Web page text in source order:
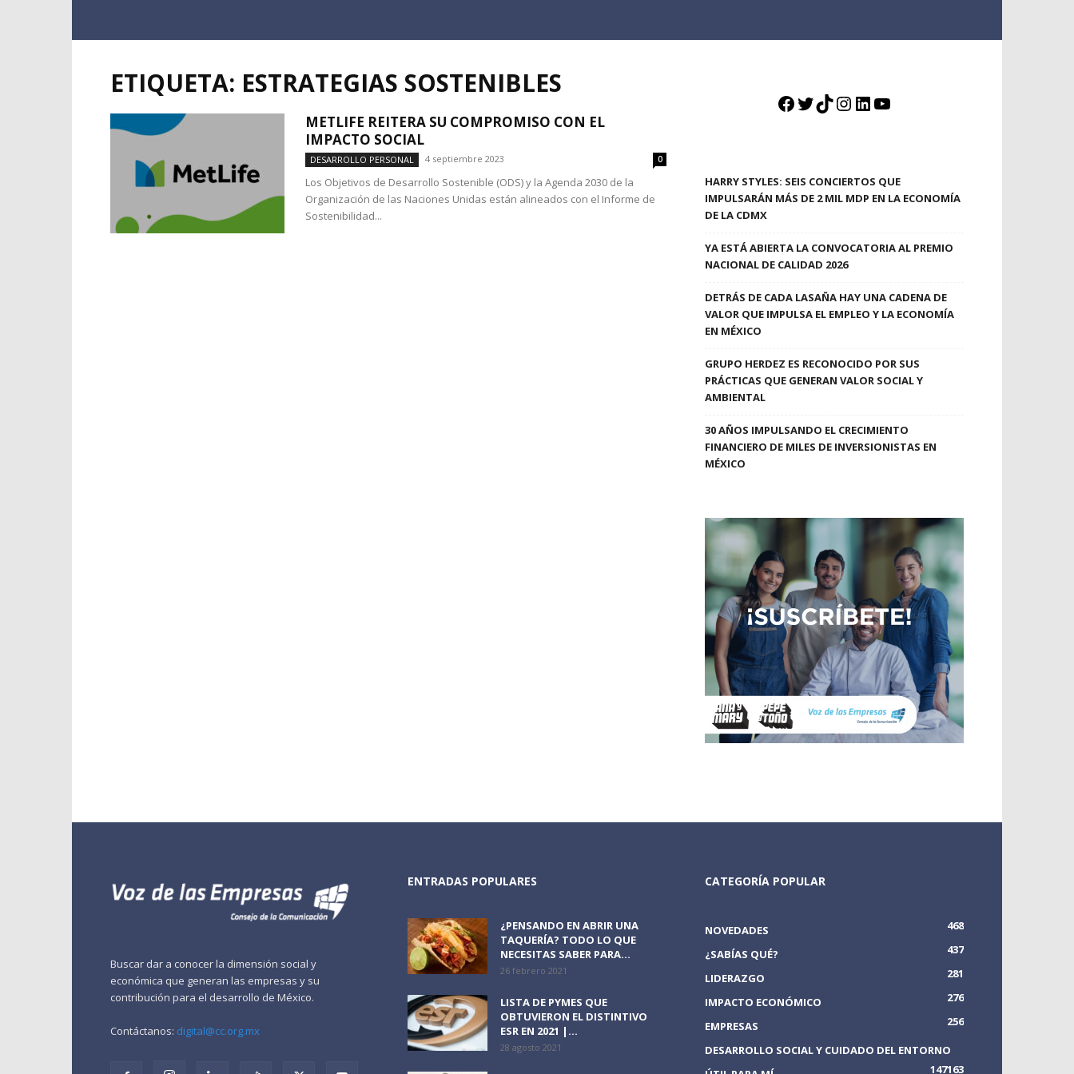
ETIQUETA: ESTRATEGIAS SOSTENIBLES
METLIFE REITERA SU COMPROMISO CON EL
IMPACTO SOCIAL
DESARROLLO PERSONAL 4 septiembre 2023 0
Los Objetivos de Desarrollo Sostenible (ODS) y la Agenda 2030 de la
Organización de las Naciones Unidas están alineados con el Informe de
Sostenibilidad...
Facebook
Twitter
TikTok
Instagram
LinkedIn
YouTube
HARRY STYLES: SEIS CONCIERTOS QUE
IMPULSARÁN MÁS DE 2 MIL MDP EN LA ECONOMÍA
DE LA CDMX
YA ESTÁ ABIERTA LA CONVOCATORIA AL PREMIO
NACIONAL DE CALIDAD 2026
DETRÁS DE CADA LASAÑA HAY UNA CADENA DE
VALOR QUE IMPULSA EL EMPLEO Y LA ECONOMÍA
EN MÉXICO
GRUPO HERDEZ ES RECONOCIDO POR SUS
PRÁCTICAS QUE GENERAN VALOR SOCIAL Y
AMBIENTAL
30 AÑOS IMPULSANDO EL CRECIMIENTO
FINANCIERO DE MILES DE INVERSIONISTAS EN
MÉXICO
Buscar dar a conocer la dimensión social y
económica que generan las empresas y su
contribución para el desarrollo de México.
Contáctanos: digital@cc.org.mx
ENTRADAS POPULARES
¿PENSANDO EN ABRIR UNA
TAQUERÍA? TODO LO QUE
NECESITAS SABER PARA...
26 febrero 2021
LISTA DE PYMES QUE
OBTUVIERON EL DISTINTIVO
ESR EN 2021 |...
28 agosto 2021
CATEGORÍA POPULAR
NOVEDADES
468
¿SABÍAS QUÉ?
437
LIDERAZGO
281
IMPACTO ECONÓMICO
276
EMPRESAS
256
DESARROLLO SOCIAL Y CUIDADO DEL ENTORNO
163
147